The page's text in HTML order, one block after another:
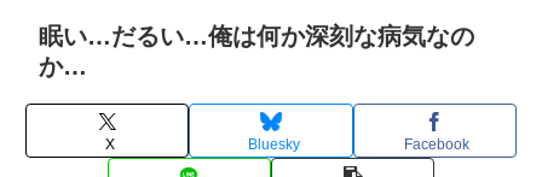
眠い…だるい…俺は何か深刻な病気なの
か…
X Bluesky Facebook